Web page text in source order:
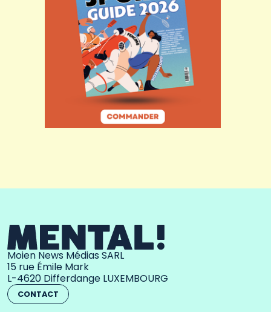
Moien News Médias SARL
15 rue Émile Mark
L-4620 Differdange LUXEMBOURG
CONTACT